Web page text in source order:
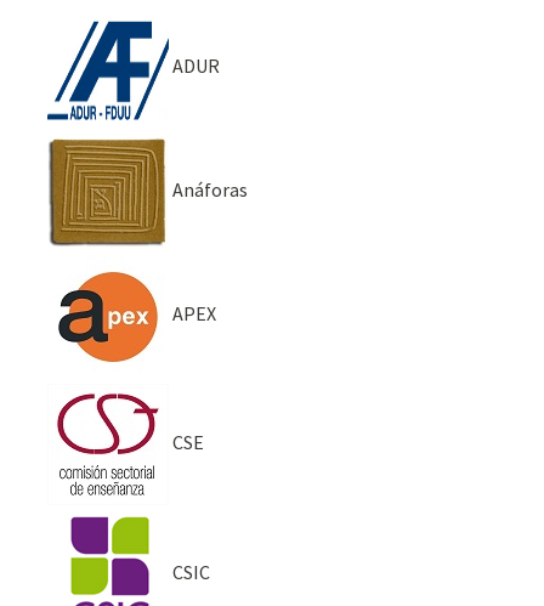
ADUR
Anáforas
APEX
CSE
CSIC